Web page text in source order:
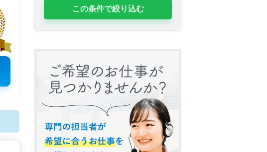
この条件で絞り込む